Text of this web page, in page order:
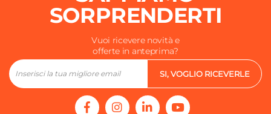
SORPRENDERTI
Vuoi ricevere novità e
offerte in anteprima?
SI, VOGLIO RICEVERLE